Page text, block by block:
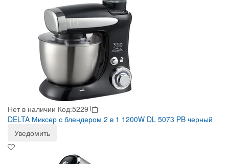
Нет в наличии Код:5229
DELTA Миксер с блендером 2 в 1 1200W DL 5073 PB черный
Уведомить